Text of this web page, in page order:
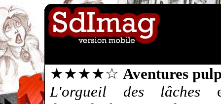
★★★★☆ Aventures
L'orgueil des lâches